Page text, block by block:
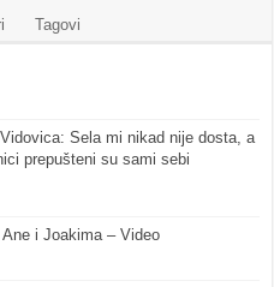
Tagovi
Sela mi nikad nije dosta, a
prepušteni su sami sebi
i Joakima – Video